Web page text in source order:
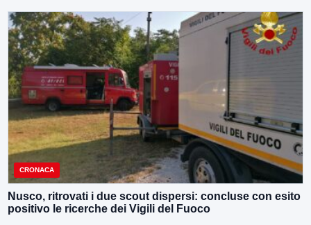
CRONACA
Nusco, ritrovati i due scout dispersi: concluse con esito
positivo le ricerche dei Vigili del Fuoco